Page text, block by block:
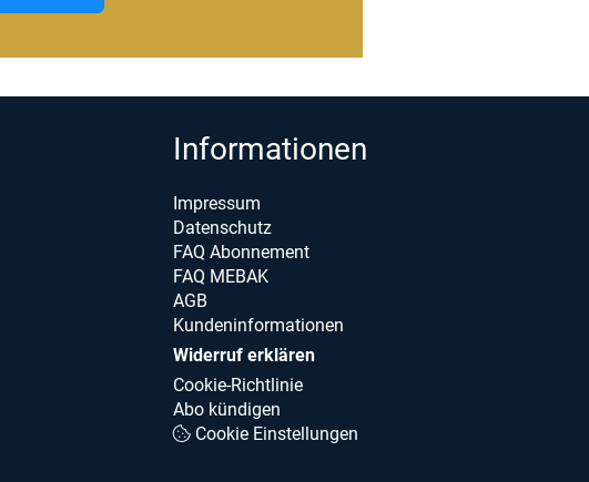
Informationen
Impressum
Datenschutz
FAQ Abonnement
FAQ MEBAK
AGB
Kundeninformationen
Widerruf erklären
Cookie-Richtlinie
Abo kündigen
Cookie Einstellungen